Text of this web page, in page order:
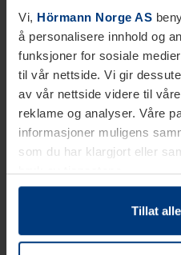
Vi, Hörmann Norge AS
å personalisere innhold og
funksjoner for sosiale
til vår nettside. Vi gir
av vår nettside videre til
reklame og analyser. Våre
informasjoner muligens
som du har klargjort eller
bruk av tjenestene.
Etter loven kan vi lagre
datamaskin, hvis disse er
trenger vi din tillatelse. Du
Tillat